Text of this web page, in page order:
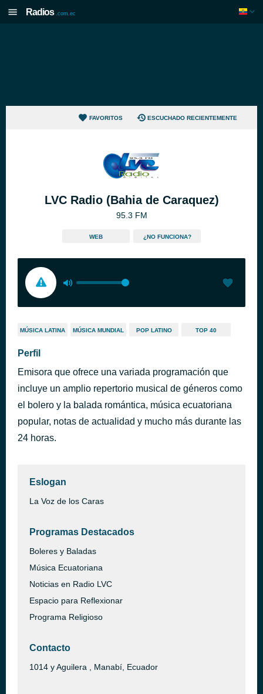
Radios .com.ec
FAVORITOS ESCUCHADO RECIENTEMENTE
LVC Radio (Bahia de Caraquez)
95.3 FM
WEB ¿NO FUNCIONA?
MÚSICA LATINA MÚSICA MUNDIAL POP LATINO TOP 40
Perfil
Emisora que ofrece una variada programación que
incluye un amplio repertorio musical de géneros como
el bolero y la balada romántica, música ecuatoriana
popular, notas de actualidad y mucho más durante las
24 horas.
Eslogan
La Voz de los Caras
Programas Destacados
Boleres y Baladas
Música Ecuatoriana
Noticias en Radio LVC
Espacio para Reflexionar
Programa Religioso
Contacto
1014 y Aguilera , Manabí, Ecuador